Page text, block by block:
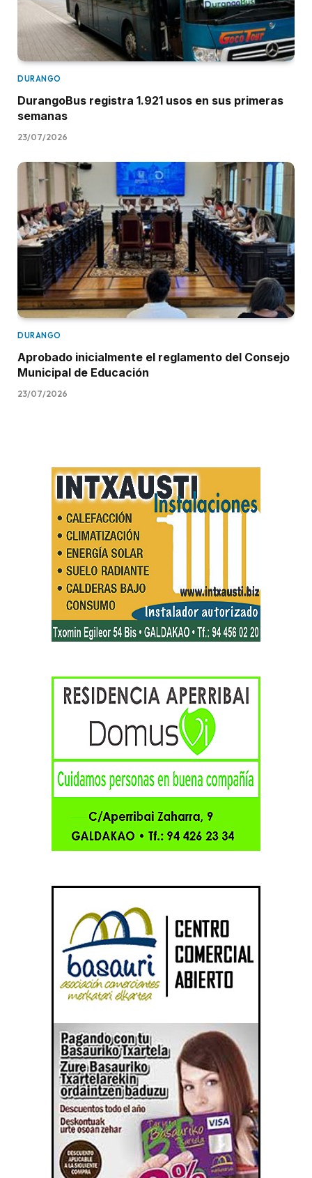
DURANGO
DurangoBus registra 1.921 usos en sus primeras
semanas
23/07/2026
DURANGO
Aprobado inicialmente el reglamento del Consejo
Municipal de Educación
23/07/2026